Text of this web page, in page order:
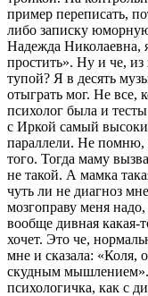
пример переписать,
либо записку
Надежда Николаевна,
простить». Ну и че,
тупой? Я в десять
отыграть мог. Не все,
психолог была и
с Иркой самый
параллели. Не помню,
того. Тогда маму
не такой. А мамка
чуть ли не диагноз
мозгоправу меня
вообще дивная какая-
хочет. Это че,
мне и сказала: «Коля,
скудным мышлением».
психологичка, как с